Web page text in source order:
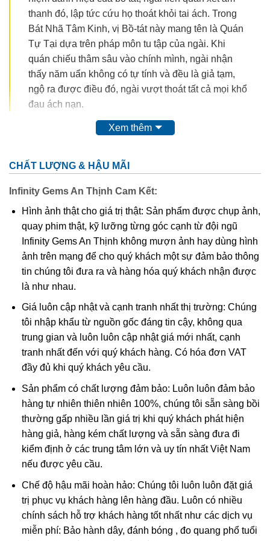
thanh đó, lập tức cứu họ thoát khỏi tai ách. Trong
Bát Nhã Tâm Kinh, vị Bồ-tát này mang tên là Quán
Tự Tại dựa trên pháp môn tu tập của ngài. Khi
quán chiếu thâm sâu vào chính mình, ngài nhận
thấy năm uẩn không có tự tính và đều là giả tạm,
ngộ ra được điều đó, ngài vượt thoát tất cả mọi khổ
đau ách nạn.
Quan Thế Âm Bồ Tátđược nhắc đến trong kinh phật là
người có thần lực nhất, chỉ đứng sau Phật Tổ. Quan Thế
Âm Bồ Tát luôn đi khắp thế gian, phổ độ tất thảy chúng
sinh thoát khỏi khổ nạn bi ai.
Âm Ngọc Jade có công dụng:
Hình tượng Quan Thế Âm Bồ Tát là biểu tượng của
điểm lành, lòng từ bi bác ái, hóa giải hung khí cho gia
chủ.
ý.
Tránh bị kẻ tiểu nhân hãm hại; tránh sự rủi ro, bất hạnh
xảy ra.
Xem thêm
CHẤT LƯỢNG & HẬU MÃI
Infinity Gems An Thịnh Cam Kết:
Hình ảnh thật cho giá trị thật: Sản phẩm được chụp ảnh,
quay phim thật, kỹ lưỡng từng góc cạnh từ đội ngũ
Infinity Gems An Thịnh không mượn ảnh hay dùng hình
ảnh trên mạng để cho quý khách một sự đảm bảo thông
tin chúng tôi đưa ra và hàng hóa quý khách nhận được
là như nhau.
Giá luôn cập nhật và cạnh tranh nhất thị trường: Chúng
tôi nhập khẩu từ nguồn gốc đáng tin cậy, không qua
trung gian và luôn luôn cập nhật giá mới nhất, cạnh
tranh nhất đến với quý khách hàng. Có hóa đơn VAT
đầy đủ khi quý khách yêu cầu.
Sản phẩm có chất lượng đảm bảo: Luôn luôn đảm bảo
hàng tự nhiên thiên nhiên 100%, chúng tôi sẵn sàng bồi
thường gấp nhiều lần giá trị khi quý khách phát hiện
hàng giả, hàng kém chất lượng và sẵn sàng đưa đi
kiểm định ở các trung tâm lớn và uy tín nhất Việt Nam
nếu được yêu cầu.
Chế độ hậu mãi hoàn hảo: Chúng tôi luôn luôn đặt giá
trị phục vụ khách hàng lên hàng đầu. Luôn có nhiều
chính sách hỗ trợ khách hàng tốt nhất như các dịch vụ
miễn phí: Bảo hành dây, đánh bóng , đo quang phổ tuổi